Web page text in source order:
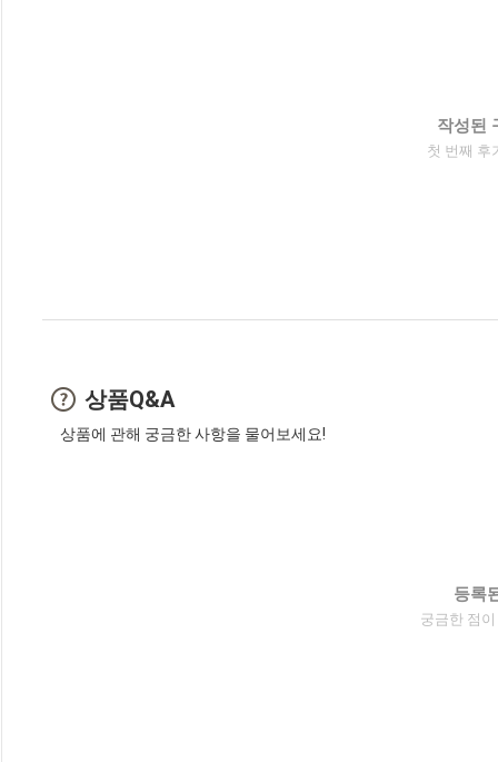
작성된
첫 번째 후
상품Q&A
상품에 관해 궁금한 사항을 물어보세요!
등록
궁금한 점